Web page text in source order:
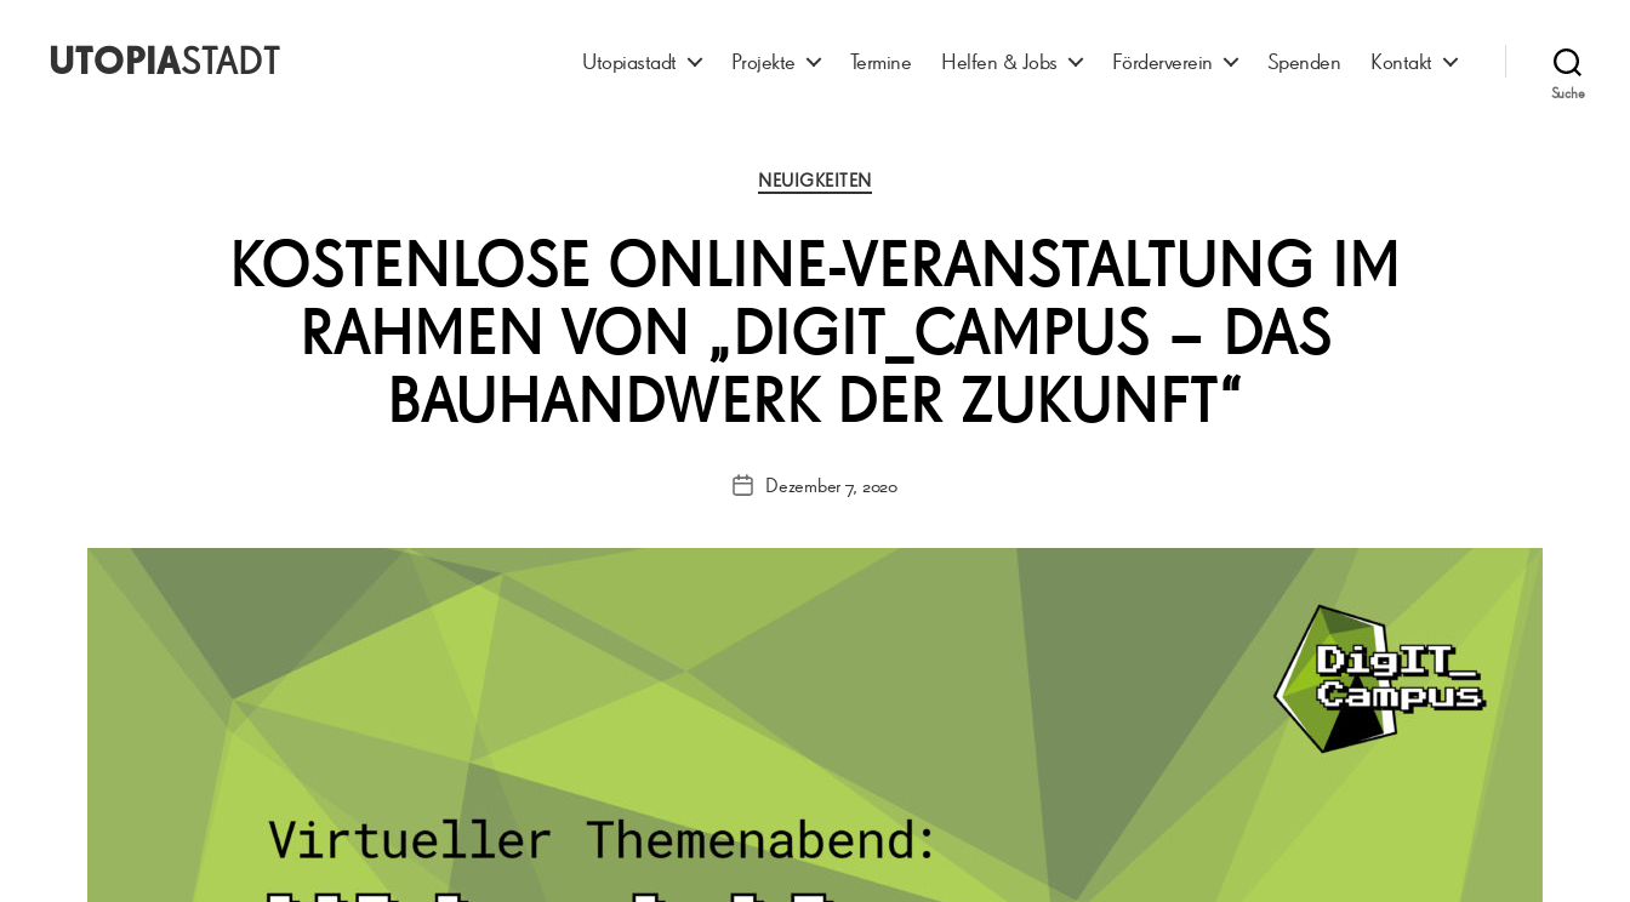
UTOPIASTADT Utopiastadt Projekte Termine Helfen & Jobs Förderverein Spenden Kontakt
Suche
Kategorien
NEUIGKEITEN
KOSTENLOSE ONLINE-VERANSTALTUNG IM
RAHMEN VON „DIGIT_CAMPUS – DAS
BAUHANDWERK DER ZUKUNFT“
Veröffentlichungsdatum
Dezember 7, 2020